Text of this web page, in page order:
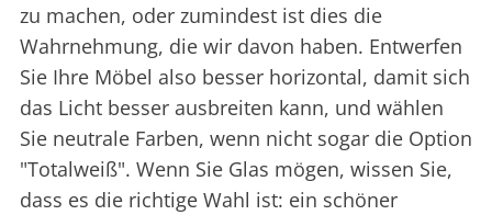
zu machen, oder zumindest ist dies die
Wahrnehmung, die wir davon haben. Entwerfen
Sie Ihre Möbel also besser horizontal, damit sich
das Licht besser ausbreiten kann, und wählen
Sie neutrale Farben, wenn nicht sogar die Option
"Totalweiß". Wenn Sie Glas mögen, wissen Sie,
dass es die richtige Wahl ist: ein schöner